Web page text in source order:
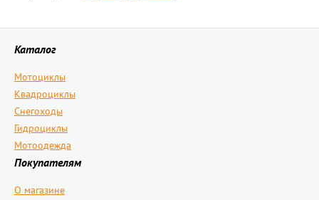
Каталог
Мотоциклы
Квадроциклы
Снегоходы
Гидроциклы
Мотоодежда
Покупателям
О магазине